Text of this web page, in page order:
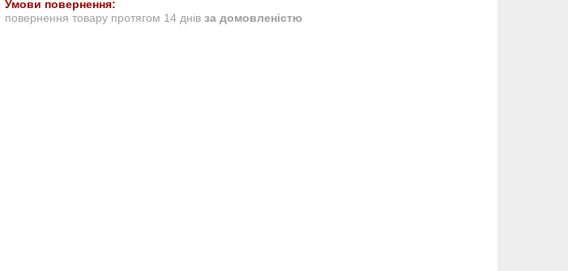
повернення товару протягом 14 днів за домовленістю